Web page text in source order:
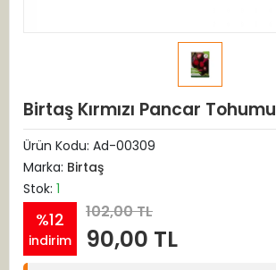
Birtaş Kırmızı Pancar Tohumu
Ürün Kodu: Ad-00309
Marka: Birtaş
Stok: 1
%12
indirim
102,00 TL
90,00 TL